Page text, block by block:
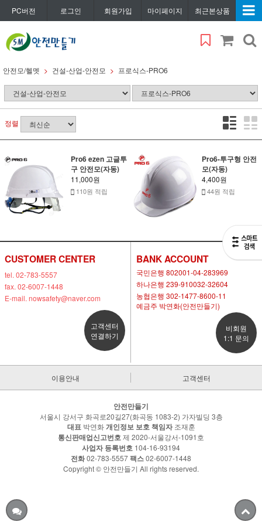
PC버전 로그인 회원가입 마이페이지 최근본상품
안전모/헬멧 건설-산업-안전모 프로식스-PRO6
정렬
Pro6 ezen 고글투
구 안전모(자동)
11,000원
110원 적립
Pro6-투구형 안전
모(자동)
4,400원
44원 적립
CUSTOMER CENTER
tel. 02-783-5557
fax. 02-6007-1448
E-mail. nowsafety@naver.com
고객센터
연결하기
BANK ACCOUNT
국민은행 802001-04-283969
하나은행 239-910032-32604
농협은행 302-1477-8600-11
예금주 박연화(안전만들기)
비회원
1:1 문의
이용안내 고객센터
안전만들기
서울시 강서구 화곡로20길27(화곡동 1083-2) 가자빌딩 3층
대표 박연화개인정보 보호 책임자조재훈
통신판매업신고번호제 2020-서울강서-1091호
사업자 등록번호 104-16-93194
전화02-783-5557팩스02-6007-1448
Copyright © 안전만들기 All rights reserved.